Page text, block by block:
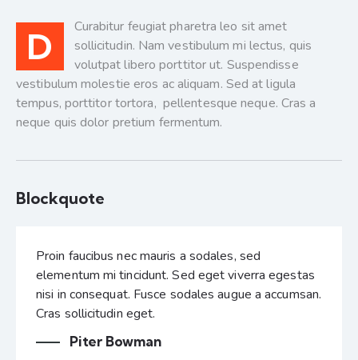
D
Curabitur feugiat pharetra leo sit amet
sollicitudin. Nam vestibulum mi lectus, quis
volutpat libero porttitor ut. Suspendisse
vestibulum molestie eros ac aliquam. Sed at ligula
tempus, porttitor tortora, pellentesque neque. Cras a
neque quis dolor pretium fermentum.
Blockquote
Proin faucibus nec mauris a sodales, sed
elementum mi tincidunt. Sed eget viverra egestas
nisi in consequat. Fusce sodales augue a accumsan.
Cras sollicitudin eget.
Piter Bowman